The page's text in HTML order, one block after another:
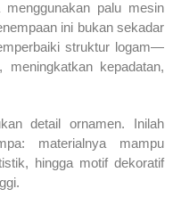
palu mesin
ini bukan sekadar
struktur logam—
meningkatkan kepadatan,
detail ornamen. Inilah
materialnya mampu
hingga motif dekoratif